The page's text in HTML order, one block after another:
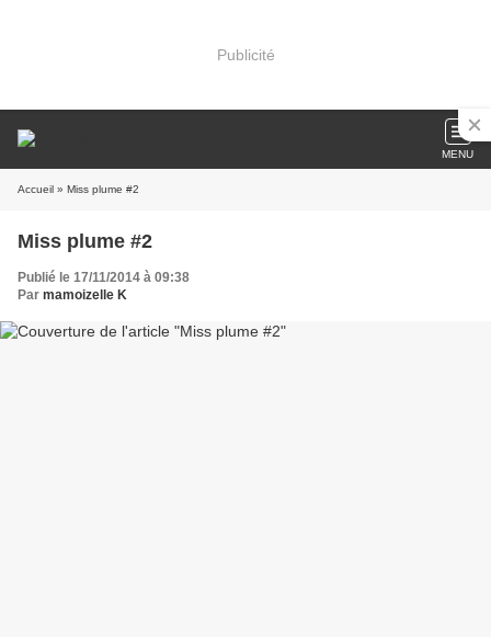
Publicité
MENU
Accueil » Miss plume #2
Miss plume #2
Publié le 17/11/2014 à 09:38
Par mamoizelle K